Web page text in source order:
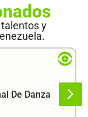
y
De Danza